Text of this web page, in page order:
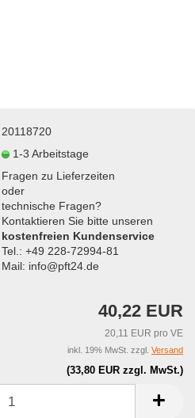
20118720
1-3 Arbeitstage
Fragen zu Lieferzeiten
oder
technische Fragen?
Kontaktieren Sie bitte unseren
kostenfreien Kundenservice
Tel.: +49 228-72994-81
Mail: info@pft24.de
40,22 EUR
(33,80 EUR zzgl. MwSt.)
20,11 EUR pro VE
inkl. 19% MwSt. zzgl. Versand